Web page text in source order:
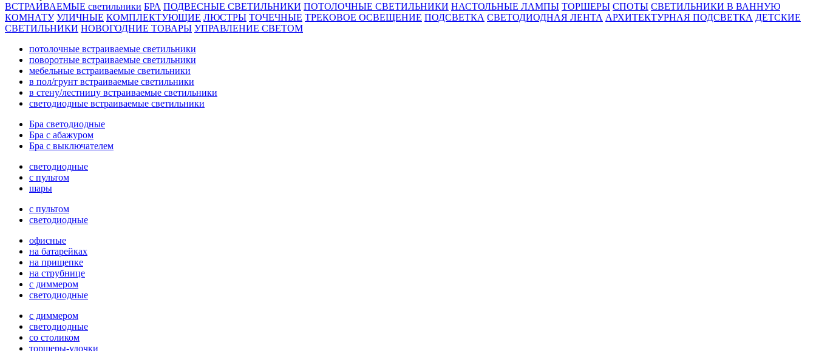
ВСТРАИВАЕМЫЕ светильники БРА ПОДВЕСНЫЕ СВЕТИЛЬНИКИ ПОТОЛОЧНЫЕ СВЕТИЛЬНИКИ НАСТОЛЬНЫЕ ЛАМПЫ ТОРШЕРЫ СПОТЫ СВЕТИЛЬНИКИ В ВАННУЮ
КОМНАТУ УЛИЧНЫЕ КОМПЛЕКТУЮЩИЕ ЛЮСТРЫ ТОЧЕЧНЫЕ ТРЕКОВОЕ ОСВЕЩЕНИЕ ПОДСВЕТКА СВЕТОДИОДНАЯ ЛЕНТА АРХИТЕКТУРНАЯ ПОДСВЕТКА ДЕТСКИЕ
СВЕТИЛЬНИКИ НОВОГОДНИЕ ТОВАРЫ УПРАВЛЕНИЕ СВЕТОМ
потолочные встраиваемые светильники
поворотные встраиваемые светильники
мебельные встраиваемые светильники
в пол/грунт встраиваемые светильники
в стену/лестницу встраиваемые светильники
светодиодные встраиваемые светильники
Бра светодиодные
Бра с абажуром
Бра с выключателем
светодиодные
с пультом
шары
с пультом
светодиодные
офисные
на батарейках
на прищепке
на струбнице
с диммером
светодиодные
с диммером
светодиодные
со столиком
торшеры-удочки